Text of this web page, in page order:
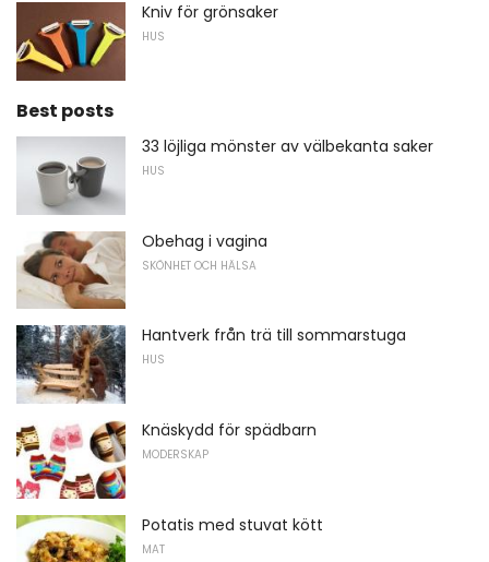
Kniv för grönsaker
HUS
Best posts
33 löjliga mönster av välbekanta saker
HUS
Obehag i vagina
SKÖNHET OCH HÄLSA
Hantverk från trä till sommarstuga
HUS
Knäskydd för spädbarn
MODERSKAP
Potatis med stuvat kött
MAT